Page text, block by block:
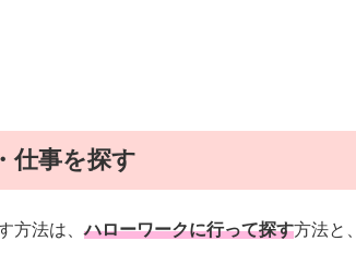
仕事を探す
方法は、ハローワークに行って探す方法と